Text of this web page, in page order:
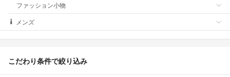
ファッション小物
メンズ
こだわり条件で絞り込み